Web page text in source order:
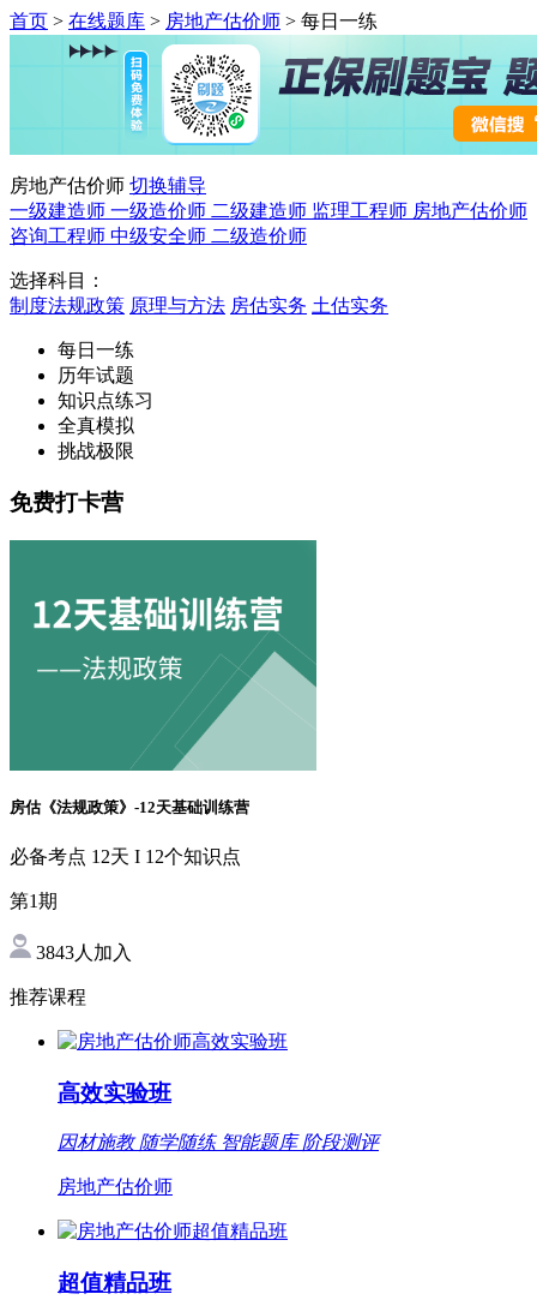
首页 > 在线题库 > 房地产估价师 > 每日一练
房地产估价师 切换辅导
一级建造师 一级造价师 二级建造师 监理工程师 房地产估价师
咨询工程师 中级安全师 二级造价师
选择科目：
制度法规政策 原理与方法 房估实务 土估实务
每日一练
历年试题
知识点练习
全真模拟
挑战极限
免费打卡营
房估《法规政策》-12天基础训练营
必备考点 12天 I 12个知识点
第1期
3843人加入
推荐课程
高效实验班
因材施教 随学随练 智能题库 阶段测评
房地产估价师
超值精品班